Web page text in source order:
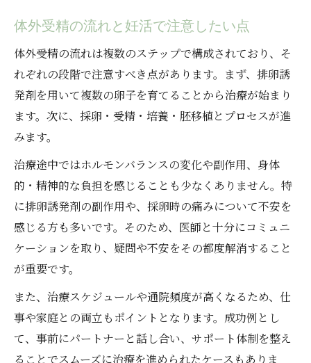
体外受精の流れと妊活で注意したい点
体外受精の流れは複数のステップで構成されており、そ
れぞれの段階で注意すべき点があります。まず、排卵誘
発剤を用いて複数の卵子を育てることから治療が始まり
ます。次に、採卵・受精・培養・胚移植とプロセスが進
みます。
治療途中ではホルモンバランスの変化や副作用、身体
的・精神的な負担を感じることも少なくありません。特
に排卵誘発剤の副作用や、採卵時の痛みについて不安を
感じる方も多いです。そのため、医師と十分にコミュニ
ケーションを取り、疑問や不安をその都度解消すること
が重要です。
また、治療スケジュールや通院頻度が高くなるため、仕
事や家庭との両立もポイントとなります。成功例とし
て、事前にパートナーと話し合い、サポート体制を整え
ることでスムーズに治療を進められたケースもありま